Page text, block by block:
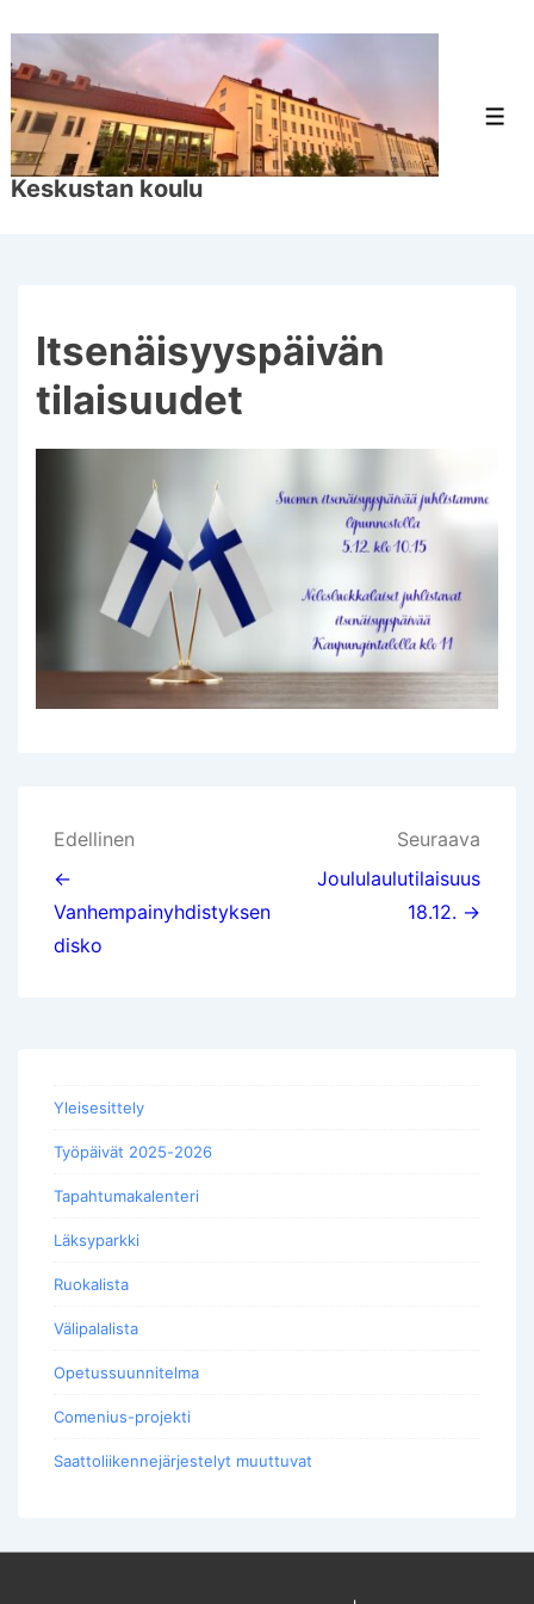
pääsisältöön
Keskustan koulu
Itsenäisyyspäivän
tilaisuudet
Artikkelien
selaus
Edellinen
←
Vanhempainyhdistyksen
disko
Seuraava
Joululaulutilaisuus
18.12. →
Yleisesittely
Työpäivät 2025-2026
Tapahtumakalenteri
Läksyparkki
Ruokalista
Välipalalista
Opetussuunnitelma
Comenius-projekti
Saattoliikennejärjestelyt muuttuvat